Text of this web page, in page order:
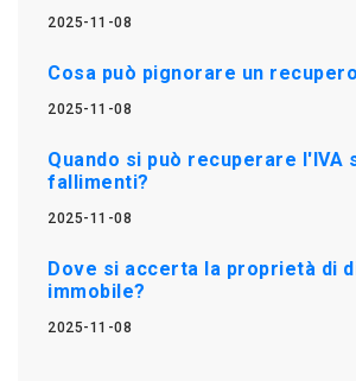
2025-11-08
Cosa può pignorare un
2025-11-08
Quando si può recuperare l'IVA
fallimenti?
2025-11-08
Dove si accerta la proprietà di
immobile?
2025-11-08